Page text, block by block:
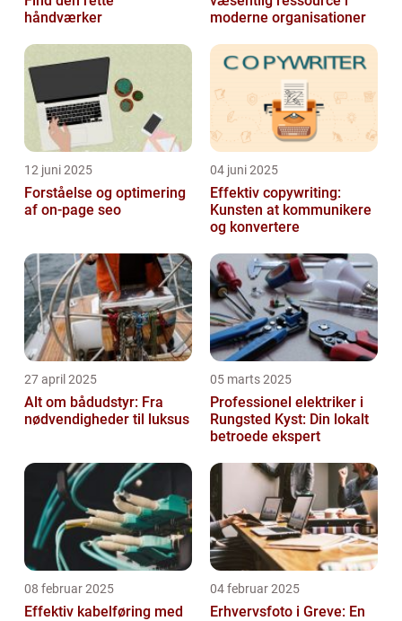
håndværker
moderne organisationer
12 juni 2025
Forståelse og optimering
af on-page seo
04 juni 2025
Effektiv copywriting:
Kunsten at kommunikere
og konvertere
27 april 2025
Alt om bådudstyr: Fra
nødvendigheder til luksus
05 marts 2025
Professionel elektriker i
Rungsted Kyst: Din lokalt
betroede ekspert
08 februar 2025
Effektiv kabelføring med
04 februar 2025
Erhvervsfoto i Greve: En